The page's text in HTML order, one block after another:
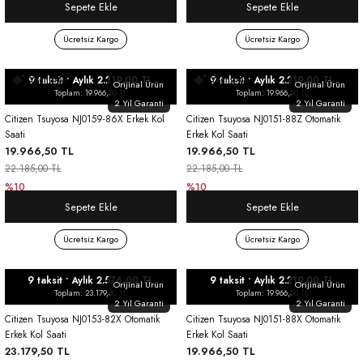
Sepete Ekle
Ücretsiz Kargo
Sepete Ekle
Ücretsiz Kargo
Yeni Ürün
Orijinal Ürün
2 Yıl Garanti
9 taksit • Aylık 2.219,00 TL
Toplam: 19.966,50 TL
Citizen Tsuyosa NJ0159-86X Erkek Kol
Saati
19.966,50 TL
22.185,00 TL
%10
Sepete Ekle
Ücretsiz Kargo
Yeni Ürün
Orijinal Ürün
2 Yıl Garanti
9 taksit • Aylık 2.219,00 TL
Toplam: 19.966,50 TL
Citizen Tsuyosa NJ0151-88Z Otomatik
Erkek Kol Saati
19.966,50 TL
22.185,00 TL
%10
Sepete Ekle
Ücretsiz Kargo
Orijinal Ürün
2 Yıl Garanti
9 taksit • Aylık 2.576,00 TL
Toplam: 23.179,50 TL
Citizen Tsuyosa NJ0153-82X Otomatik
Erkek Kol Saati
23.179,50 TL
Orijinal Ürün
2 Yıl Garanti
9 taksit • Aylık 2.219,00 TL
Toplam: 19.966,50 TL
Citizen Tsuyosa NJ0151-88X Otomatik
Erkek Kol Saati
19.966,50 TL